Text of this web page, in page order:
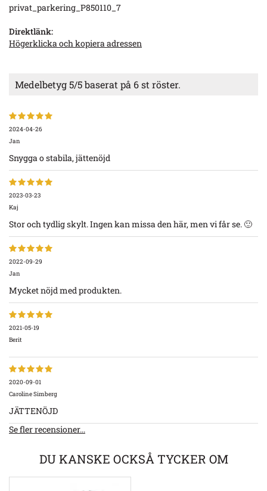
privat_parkering_P850110_7
Direktlänk:
Högerklicka och kopiera adressen
Medelbetyg5/5 baserat på 6st röster.
2024-04-26
Jan
Snygga o stabila, jättenöjd
2023-03-23
Kaj
Stor och tydlig skylt. Ingen kan missa den här, men vi får se. 🙂
2022-09-29
Jan
Mycket nöjd med produkten.
2021-05-19
Berit
2020-09-01
Caroline Simberg
JÄTTENÖJD
Se fler recensioner...
DU KANSKE OCKSÅ TYCKER OM